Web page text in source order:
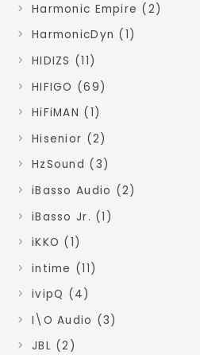
Harmonic Empire (2)
HarmonicDyn (1)
HIDIZS (11)
HIFIGO (69)
HiFiMAN (1)
Hisenior (2)
HzSound (3)
iBasso Audio (2)
iBasso Jr. (1)
iKKO (1)
intime (11)
ivipQ (4)
I\O Audio (3)
JBL (2)